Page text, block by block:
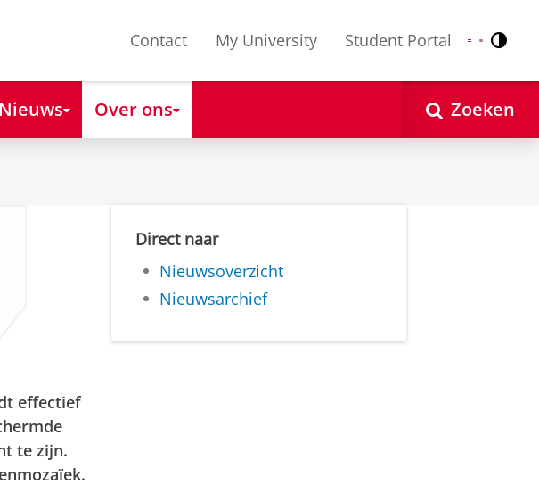
Contact My University Student Portal Nederlands
English
Nieuws Over ons Zoeken
effectief
te zijn.
Direct naar
Nieuwsoverzicht
Nieuwsarchief